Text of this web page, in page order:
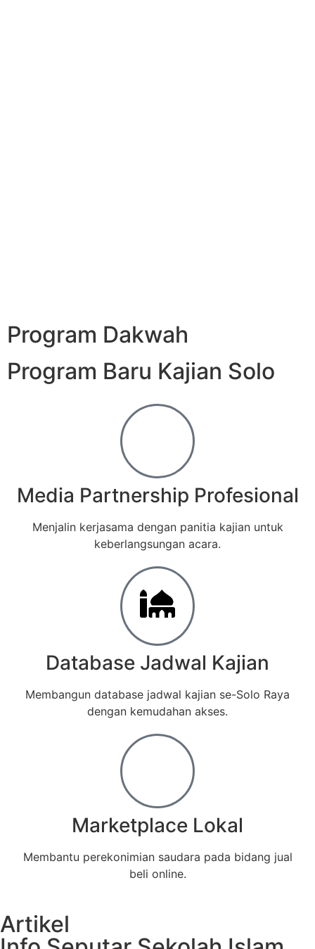
Program Dakwah
Program Baru Kajian Solo
Media Partnership Profesional
Menjalin kerjasama dengan panitia kajian untuk
keberlangsungan acara.
Database Jadwal Kajian
Membangun database jadwal kajian se-Solo Raya
dengan kemudahan akses.
Marketplace Lokal
Membantu perekonimian saudara pada bidang jual
beli online.
Artikel